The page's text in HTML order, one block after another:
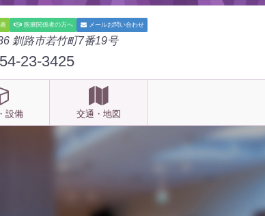
医療関係者の方へ メールお問い合わせ
釧路市若竹町7番19号
23-3425
設備 交通・地図